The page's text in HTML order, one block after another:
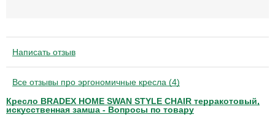
Написать отзыв
Все отзывы про эргономичные кресла (4)
Кресло BRADEX HOME SWAN STYLE CHAIR терракотовый,
искусственная замша - Вопросы по товару